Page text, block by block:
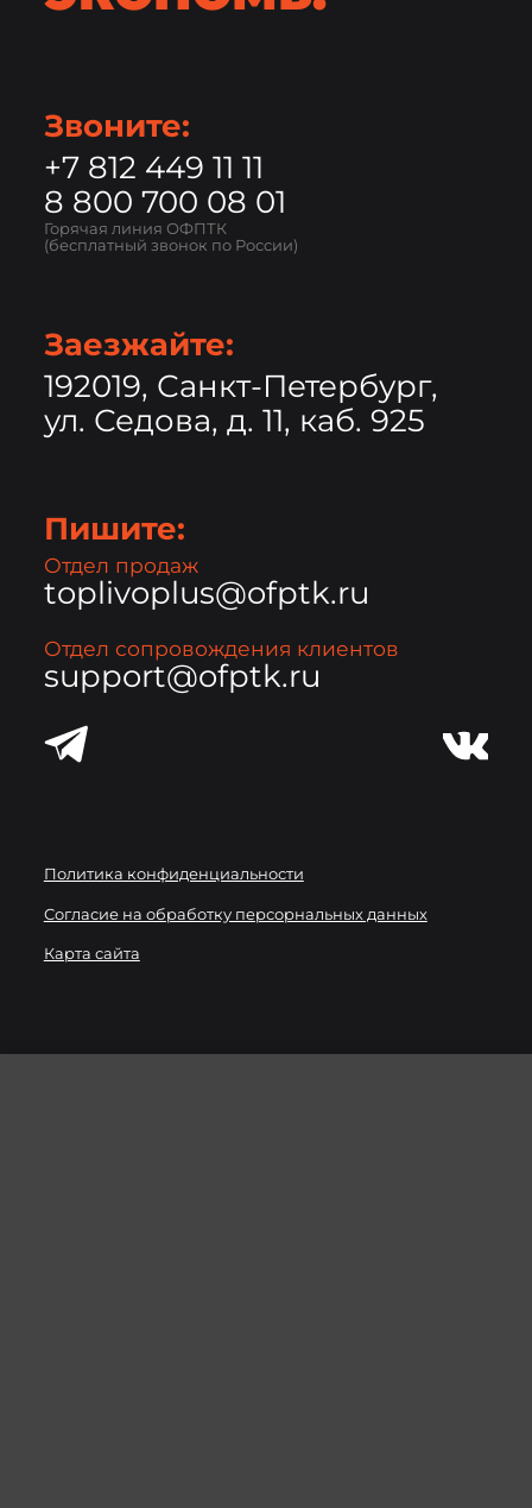
Звоните:
+7 812 449 11 11
8 800 700 08 01
Горячая линия ОФПТК
(бесплатный звонок по России)
Заезжайте:
192019, Санкт-Петербург,
ул. Седова, д. 11, каб. 925
Пишите:
Отдел продаж
toplivoplus@ofptk.ru
Отдел сопровождения клиентов
support@ofptk.ru
Политика конфиденциальности
Согласие на обработку персорнальных данных
Карта сайта